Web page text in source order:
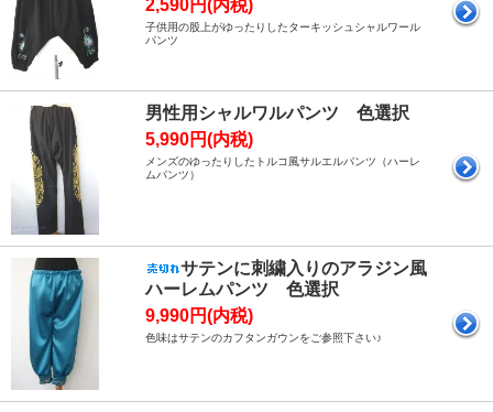
2,590円(内税)
子供用の股上がゆったりしたターキッシュシャルワール
パンツ
男性用シャルワルパンツ 色選択
5,990円(内税)
メンズのゆったりしたトルコ風サルエルパンツ（ハーレ
ムパンツ）
サテンに刺繍入りのアラジン風
ハーレムパンツ 色選択
9,990円(内税)
色味はサテンのカフタンガウンをご参照下さい♪